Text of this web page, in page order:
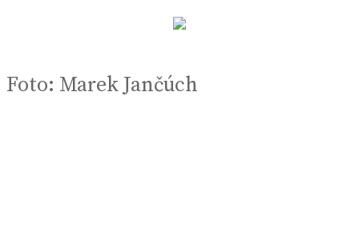
Foto: Marek Jančúch